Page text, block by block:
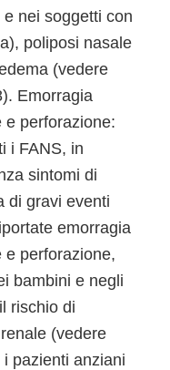
nei soggetti con
poliposi nasale
(vedere
Emorragia
e perforazione:
i FANS, in
sintomi di
di gravi eventi
emorragia
e perforazione,
bambini e negli
rischio di
(vedere
pazienti anziani